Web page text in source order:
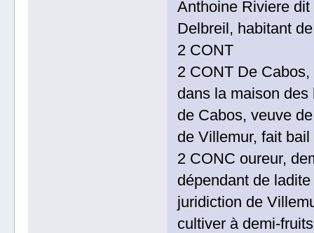
Anthoine Riviere
Delbreil, habitant
2 CONT
2 CONT De
dans la maison
de Cabos, veuve
de Villemur, fait
2 CONC oureur,
dépendant de
juridiction de
cultiver à demi-